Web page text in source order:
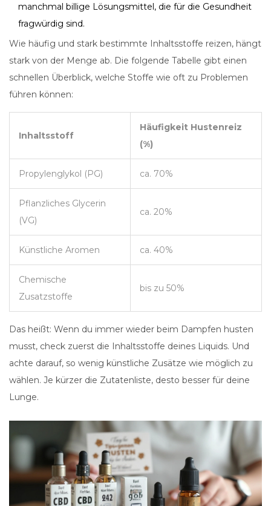
manchmal billige Lösungsmittel, die für die Gesundheit
fragwürdig sind.
Wie häufig und stark bestimmte Inhaltsstoffe reizen, hängt
stark von der Menge ab. Die folgende Tabelle gibt einen
schnellen Überblick, welche Stoffe wie oft zu Problemen
führen können:
Inhaltsstoff
Häufigkeit Hustenreiz
(%)
Propylenglykol (PG) ca. 70%
Pflanzliches Glycerin
(VG)
ca. 20%
Künstliche Aromen ca. 40%
Chemische
Zusatzstoffe
bis zu 50%
Das heißt: Wenn du immer wieder beim Dampfen husten
musst, check zuerst die Inhaltsstoffe deines Liquids. Und
achte darauf, so wenig künstliche Zusätze wie möglich zu
wählen. Je kürzer die Zutatenliste, desto besser für deine
Lunge.